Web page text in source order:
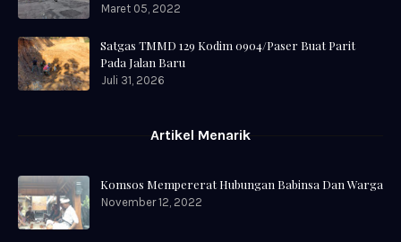
Maret 05, 2022
Satgas TMMD 129 Kodim 0904/Paser Buat Parit
Pada Jalan Baru
Juli 31, 2026
Artikel Menarik
Komsos Mempererat Hubungan Babinsa Dan Warga
November 12, 2022